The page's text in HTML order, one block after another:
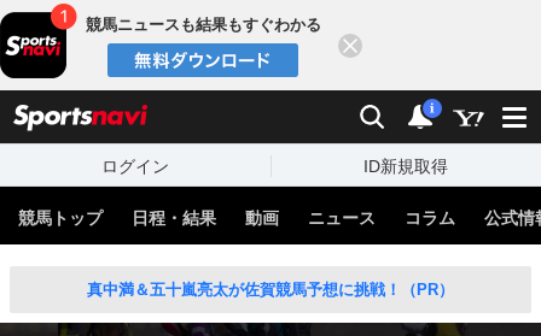
競馬ニュースも結果もすぐわかる
検索 通知
i
ログイン ID新規取得
競馬トップ 日程・結果 動画 ニュース コラム 公式情
真中満＆五十嵐亮太が佐賀競馬予想に挑戦！（PR）